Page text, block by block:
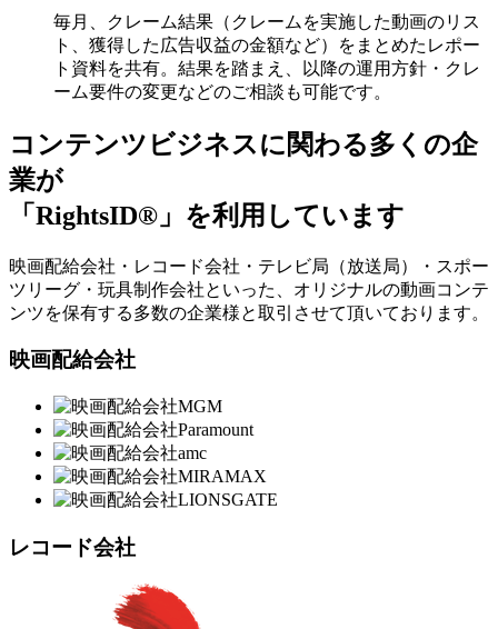
毎月、クレーム結果（クレームを実施した動画のリス
ト、獲得した広告収益の金額など）をまとめたレポー
ト資料を共有。結果を踏まえ、以降の運用方針・クレ
ーム要件の変更などのご相談も可能です。
コンテンツビジネスに関わる多くの企
業が
「RightsID®」を利用しています
映画配給会社・レコード会社・テレビ局（放送局）・スポー
ツリーグ・玩具制作会社といった、オリジナルの動画コンテ
ンツを保有する多数の企業様と取引させて頂いております。
映画配給会社
レコード会社